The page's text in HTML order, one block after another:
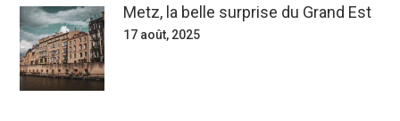
Metz, la belle surprise du Grand Est
17 août, 2025